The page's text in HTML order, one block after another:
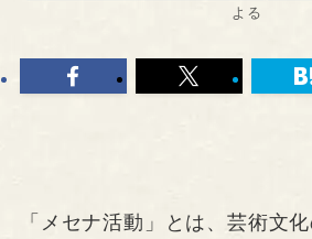
よる
「メセナ活動」とは、芸術文